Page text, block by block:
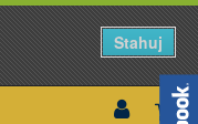
Stahuj